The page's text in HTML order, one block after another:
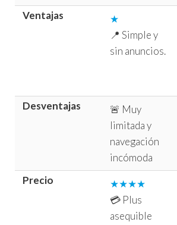
Ventajas
★
📍 Simple y
sin anuncios.
Desventajas
🚨 Muy
limitada y
navegación
incómoda
Precio
★★★★
💳 Plus
asequible